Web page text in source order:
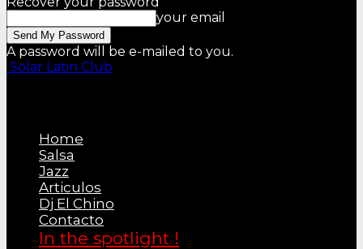
your email
A password will be e-mailed to you.
Solar Latin Club
Home
Salsa
Jazz
Articulos
Dj El Chino
Contacto
In the spotlight !